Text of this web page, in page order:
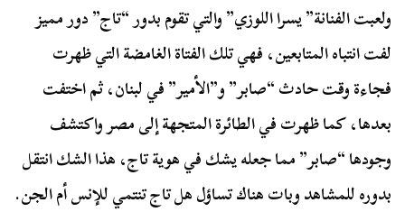
ولعبت الفنانة” يسرا اللوزي” والتي تقوم بدور “تاج” دور مميز
لفت انتباه المتابعين، فهي تلك الفتاة الغامضة التي ظهرت
فجاءة وقت حادث “صابر” و”الأمير” في لبنان، ثم اختفت
بعدها، كما ظهرت في الطائرة المتجهة إلى مصر واكتشف
وجودها “صابر” مما جعله يشك في هوية تاج، هذا الشك انتقل
بدوره للمشاهد وبات هناك تساؤل هل تاج تنتمي للإنس أم الجن.